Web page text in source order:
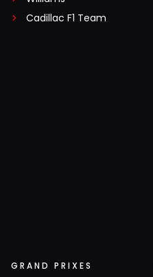
Cadillac F1 Team
GRAND PRIXES